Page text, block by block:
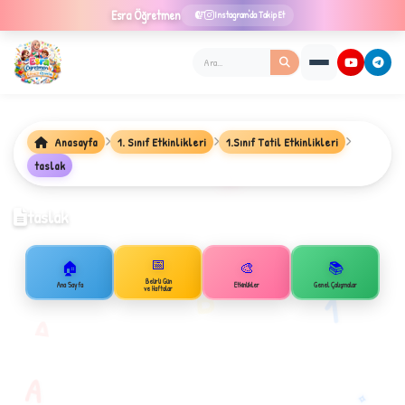
Esra Öğretmen Instagram'da Takip Et
B
✧
Anasayfa 1. Sınıf Etkinlikleri
1.Sınıf Tatil Etkinlikleri
taslak
taslak
🏠
Ana Sayfa
📅
Belirli Gün
ve Haftalar
🎨
Etkinlikler
📚
Genel Çalışmalar
1